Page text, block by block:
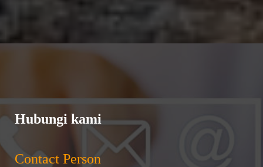
Hubungi kami
Contact Person